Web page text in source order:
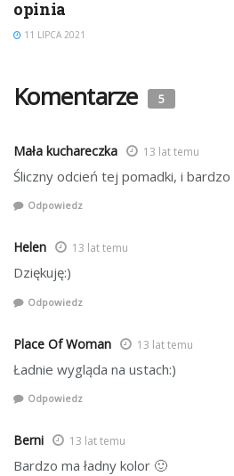
opinia
11 LIPCA 2021
Komentarze 5
Mała kuchareczka 13 lat temu
Śliczny odcień tej pomadki, i
Odpowiedz
Helen 13 lat temu
Dziękuję:)
Odpowiedz
Place Of Woman 13 lat temu
Ładnie wygląda na ustach:)
Odpowiedz
Berni 13 lat temu
Bardzo ma ładny kolor 🙂